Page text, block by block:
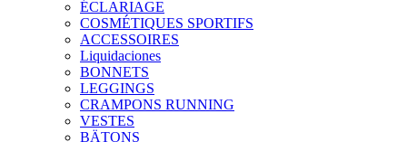
ÉCLARIAGE
COSMÉTIQUES SPORTIFS
ACCESSOIRES
Liquidaciones
BONNETS
LEGGINGS
CRAMPONS RUNNING
VESTES
BÄTONS